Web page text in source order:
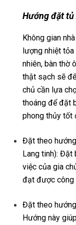
Hướng đặt tủ
Không gian
lượng nhiệt
nhiên, bàn thờ
thật sạch sẽ
chủ cần lựa
thoáng để đặt
phong thủy tốt
Đặt theo
Lang tinh): Đặt
việc của gia
đạt được công
Đặt theo
Hướng này